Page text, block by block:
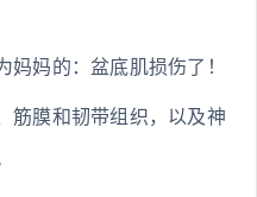
妈妈的：盆底肌损伤了！
筋膜和韧带组织，以及神